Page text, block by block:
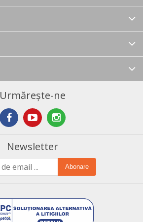
Urmărește-ne
Newsletter
Abonare